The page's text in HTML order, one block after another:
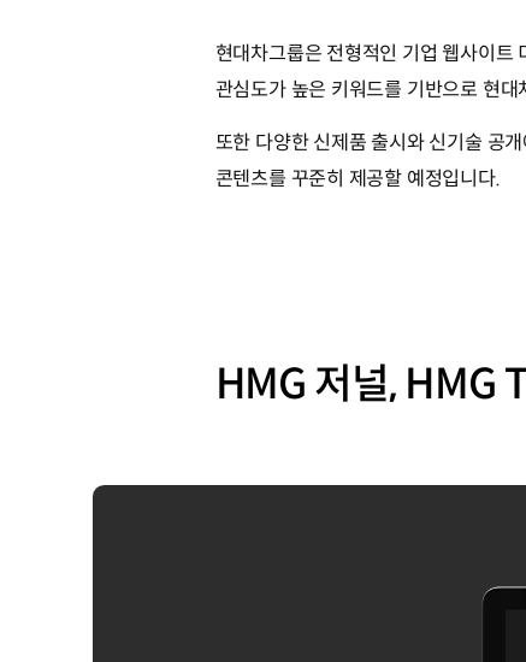
현대차그룹은 전형적인 기업 웹사이
관심도가 높은 키워드를 기반으로 현
또한 다양한 신제품 출시와 신기술 공
콘텐츠를 꾸준히 제공할 예정입니다.
HMG 저널, HMG